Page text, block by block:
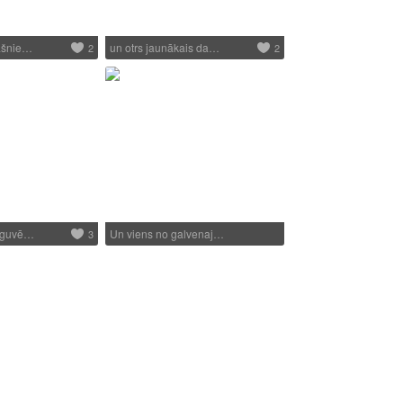
2 un otrs jaunākais da… 2
3 Un viens no galvenaj…